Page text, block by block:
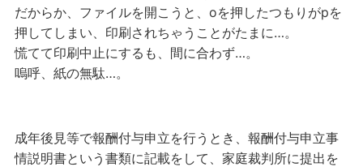
だからか、ファイルを開こうと、oを押したつもりがpを
押してしまい、印刷されちゃうことがたまに…。
慌てて印刷中止にするも、間に合わず…。
嗚呼、紙の無駄…。
成年後見等で報酬付与申立を行うとき、報酬付与申立事
情説明書という書類に記載をして、家庭裁判所に提出を